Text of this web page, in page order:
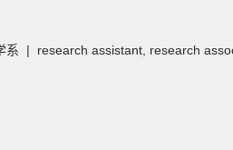
| research assistant, research